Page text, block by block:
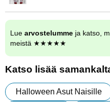
Lue arvostelumme ja katso,
meistä ★★★★★
Katso lisää
Halloween Asut Naisille